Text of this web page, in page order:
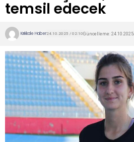
temsil edecek
Kırıkkale Haber24.10.2025 / 02:10Güncelleme: